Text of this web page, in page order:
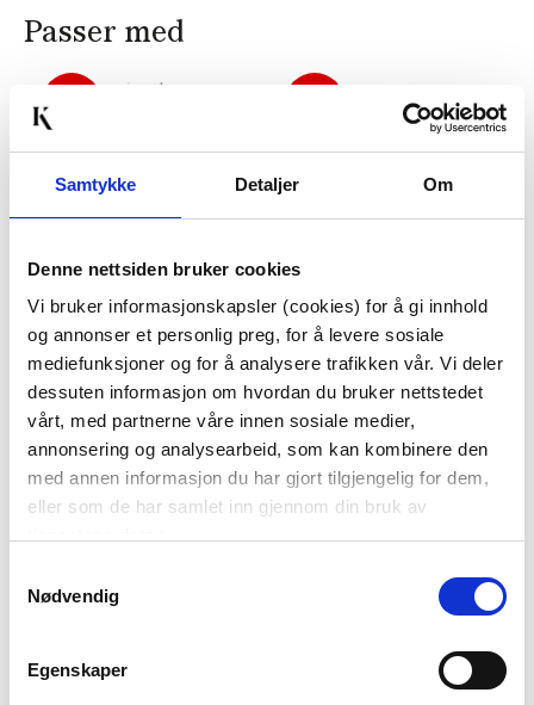
Samtykke Detaljer Om
Denne nettsiden bruker cookies
Vi bruker informasjonskapsler (cookies) for å gi innhold
og annonser et personlig preg, for å levere sosiale
mediefunksjoner og for å analysere trafikken vår. Vi deler
dessuten informasjon om hvordan du bruker nettstedet
vårt, med partnerne våre innen sosiale medier,
annonsering og analysearbeid, som kan kombinere den
med annen informasjon du har gjort tilgjengelig for dem,
eller som de har samlet inn gjennom din bruk av
Nødvendig
Egenskaper
Passer med
60%
FRANCINE, 1 STK
59,60
Før149,00
KJØP
RØDVINSGLASS
FRANCINE, 1 STK
59,60
Før149,00
KJØP